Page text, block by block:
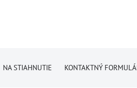
NA STIAHNUTIE KONTAKTNÝ